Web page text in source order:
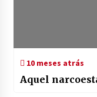
10 meses atrás
Aquel